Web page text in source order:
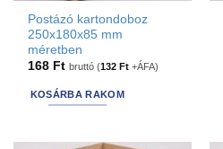
Postázó kartondoboz
250x180x85 mm
méretben
168 Ft bruttó (132Ft +ÁFA)
KOSÁRBA RAKOM